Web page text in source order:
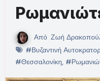
Από Ζωή
#Βυζαντινή
#Θεσσαλονίκη,